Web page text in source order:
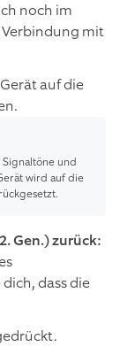
noch im
mit
auf die
und
wird auf die
Gen.) zurück:
dass die